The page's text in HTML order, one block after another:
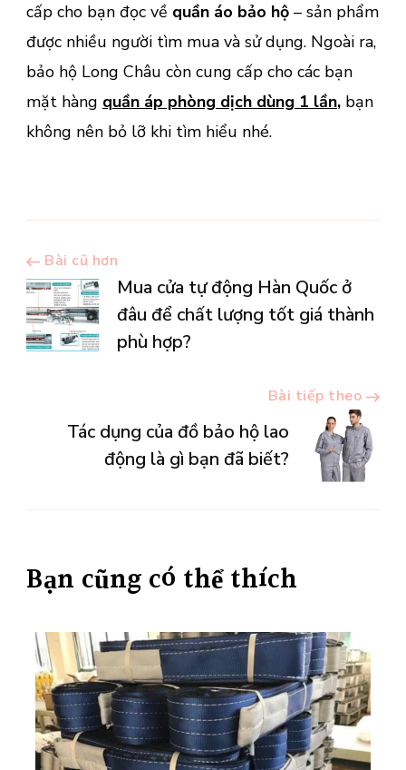
cấp cho bạn đọc về quần áo bảo hộ – sản phẩm
được nhiều người tìm mua và sử dụng. Ngoài ra,
bảo hộ Long Châu còn cung cấp cho các bạn
mặt hàng quần áp phòng dịch dùng 1 lần, bạn
không nên bỏ lỡ khi tìm hiểu nhé.
Điều
hướng
viết
Bài cũ hơn
Mua cửa tự động Hàn Quốc ở
đâu để chất lượng tốt giá thành
phù hợp?
Bài tiếp theo
Tác dụng của đồ bảo hộ lao
động là gì bạn đã biết?
Bạn cũng có thể thích